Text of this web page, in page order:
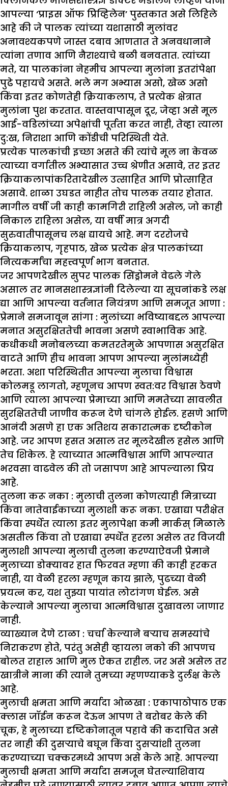
आपल्या ‘प्राइस ऑफ प्रिव्हिलेन’ पुस्तकात असे लिहिले
आहे की जे पालक त्यांच्या यशासाठी मुलांवर
अनावश्यकपणे जास्त दबाव आणतात ते अनवधानाने
त्यांना तणाव आणि नैराश्याचे बळी बनवतात. त्यांच्या
मते, या पालकांना नेहमीच आपल्या मुलांना इतरांपेक्षा
पुढे पहायचे असते. भले मग अभ्यास असो, खेळ असो
किंवा इतर कोणतेही क्रियाकलाप, ते प्रत्येक क्षेत्रात
मुलांना पुश करतात. वास्तवापासून दूर, जेव्हा असे मूल
आई-वडिलांच्या अपेक्षांची पूर्तता करत नाही, तेव्हा त्याला
दु:ख, निराशा आणि कोंडीची परिस्थिती येते.
प्रत्येक पालकांची इच्छा असते की त्यांचे मूल ना केवळ
त्याच्या वर्गातील अभ्यासात उच्च श्रेणीत असावे, तर इतर
क्रियाकलापांकरितादेखील उत्साहित आणि प्रोत्साहित
असावे. शाळा उघडत नाहीत तोच पालक तयार होतात.
मागील वर्षी जी काही कामगिरी राहिली असेल, जो काही
निकाल राहिला असेल, या वर्षी मात्र अगदी
सुरुवातीपासूनच लक्ष द्यायचे आहे. मग दररोजचे
क्रियाकलाप, गृहपाठ, खेळ प्रत्येक क्षेत्र पालकांच्या
नित्यकर्मांचा महत्त्वपूर्ण भाग बनतात.
जर आपणदेखील सुपर पालक सिंड्रोमने वेढले गेले
असाल तर मानसशास्त्रज्ञांनी दिलेल्या या सूचनांकडे लक्ष
द्या आणि आपल्या वर्तनात नियंत्रण आणि समजूत आणा :
प्रेमाने समजावून सांगा : मुलांच्या भविष्याबद्दल आपल्या
मनात असुरक्षिततेची भावना असणे स्वाभाविक आहे.
कधीकधी मनोबलच्या कमतरतेमुळे आपणास असुरक्षित
वाटते आणि हीच भावना आपण आपल्या मुलांमध्येही
भरता. अशा परिस्थितीत आपल्या मुलाचा विश्वास
कोलमडू लागतो, म्हणूनच आपण स्वत:वर विश्वास ठेवणे
आणि त्याला आपल्या प्रेमाच्या आणि ममतेच्या सावलीत
सुरक्षिततेची जाणीव करून देणे चांगले होईल. हसणे आणि
आनंदी असणे हा एक अतिशय सकारात्मक दृष्टीकोन
आहे. जर आपण हसत असाल तर मूलदेखील हसेल आणि
तेच शिकेल. हे त्याच्यात आत्मविश्वास आणि आपल्यात
भरवसा वाढवेल की तो जसापण आहे आपल्याला प्रिय
आहे.
तुलना करू नका : मुलाची तुलना कोणत्याही मित्राच्या
किंवा नातेवाईकाच्या मुलाशी करू नका. एखाद्या परीक्षेत
किंवा स्पर्धेत त्याला इतर मुलापेक्षा कमी मार्कस् मिळाले
असतील किंवा तो एखाद्या स्पर्धेत हरला असेल तर विजयी
मुलाशी आपल्या मुलाची तुलना करण्याऐवजी प्रेमाने
मुलाच्या डोक्यावर हात फिरवत म्हणा की काही हरकत
नाही, या वेळी हरला म्हणून काय झाले, पुढच्या वेळी
प्रयत्न कर, यश तुझ्या पायांत लोटांगण घेईल. असे
केल्याने आपल्या मुलाचा आत्मविश्वास दुखावला जाणार
नाही.
व्याख्यान देणे टाळा : चर्चा केल्याने बऱ्याच समस्यांचे
निराकरण होते, परंतु असेही व्हायला नको की आपणच
बोलत राहाल आणि मुल ऐकत राहील. जर असे असेल तर
खात्रीने माना की त्याने तुमच्या म्हणण्याकडे दुर्लक्ष केले
आहे.
मुलाची क्षमता आणि मर्यादा ओळखा : एकापाठोपाठ एक
क्लास जॉईन करून देऊन आपण ते बरोबर केले की
चूक, हे मुलाच्या दृष्टिकोनातून पहावे की कदाचित असे
तर नाही की दुसऱ्याचे बघून किंवा दुसऱ्यांशी तुलना
करण्याच्या चक्करमध्ये आपण असे केले आहे. आपल्या
मुलाची क्षमता आणि मर्यादा समजून घेतल्याशिवाय